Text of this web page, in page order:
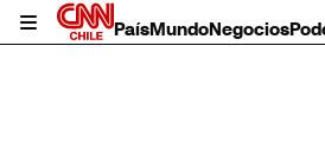
PaísMundoNegocios